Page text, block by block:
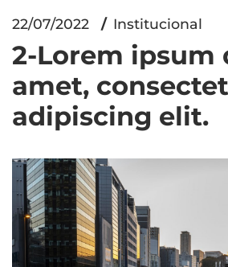
22/07/2022 Institucional
2-Lorem ipsum
amet,
adipiscing elit.